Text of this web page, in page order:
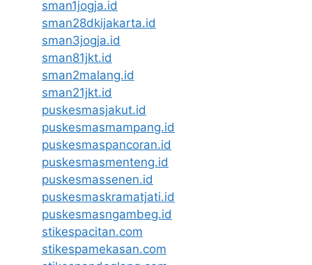
sman1jogja.id
sman28dkijakarta.id
sman3jogja.id
sman81jkt.id
sman2malang.id
sman21jkt.id
puskesmasjakut.id
puskesmasmampang.id
puskesmaspancoran.id
puskesmasmenteng.id
puskesmassenen.id
puskesmaskramatjati.id
puskesmasngambeg.id
stikespacitan.com
stikespamekasan.com